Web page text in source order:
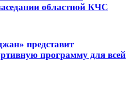
областной КЧС
представит
программу для всей